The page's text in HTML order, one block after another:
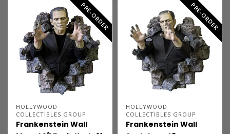
PRE-ORDER
HOLLYWOOD
COLLECTIBLES GROUP
Frankenstein Wall
PRE-ORDER
HOLLYWOOD
COLLECTIBLES GROUP
Frankenstein Wall